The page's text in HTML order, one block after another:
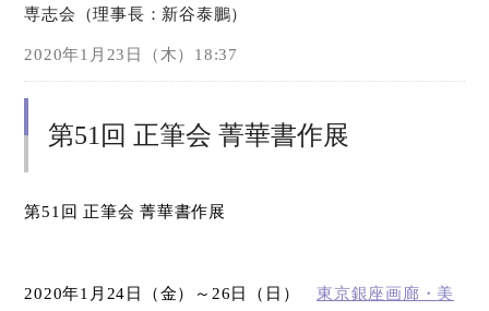
専志会（理事長：新谷泰鵬）
2020年1月23日（木）18:37
第51回 正筆会 菁華書作展
第51 回 正筆会 菁華書作展
2020年1 月 24 日（金）～ 26 日（日）東京銀座画廊・美